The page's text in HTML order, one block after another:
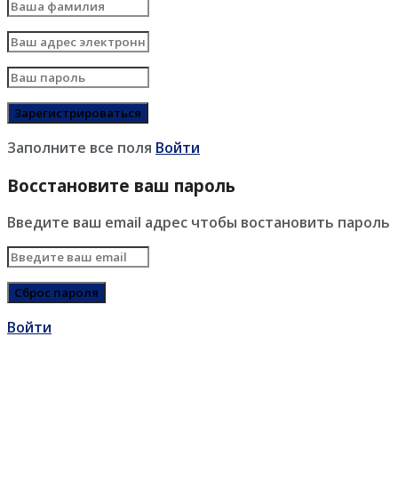
Заполните все поля Войти
Восстановите ваш пароль
Введите ваш email адрес чтобы востановить пароль
Войти